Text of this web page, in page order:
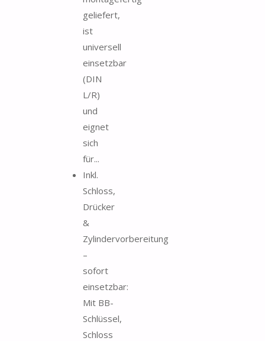
geliefert,
ist
universell
einsetzbar
(DIN
L/R)
und
eignet
sich
für...
Inkl.
Schloss,
Drücker
&
Zylindervorbereitung
–
sofort
einsetzbar:
Mit BB-
Schlüssel,
Schloss